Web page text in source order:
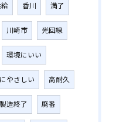
香川 満了
川崎市 光回線
環境にいい
やさしい 高耐久
製造終了 廃番